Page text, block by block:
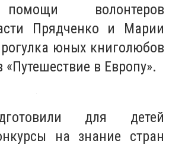
волонтеров
Прядченко и Марии
юных книголюбов
«Путешествие в Европу».
для детей
на знание стран